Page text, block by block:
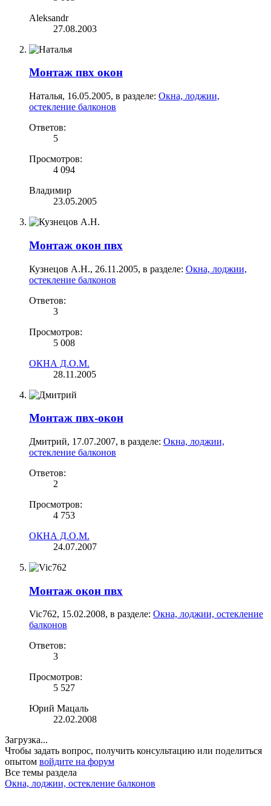
Aleksandr
27.08.2003
Монтаж пвх окон
Наталья, 16.05.2005, в разделе: Окна, лоджии,
остекление балконов
Ответов:
5
Просмотров:
4 094
Владимир
23.05.2005
Монтаж окон пвх
Кузнецов А.Н., 26.11.2005, в разделе: Окна, лоджии,
остекление балконов
Ответов:
3
Просмотров:
5 008
ОКНА Д.О.М.
28.11.2005
Монтаж пвх-окон
Дмитрий, 17.07.2007, в разделе: Окна, лоджии,
остекление балконов
Ответов:
2
Просмотров:
4 753
ОКНА Д.О.М.
24.07.2007
Монтаж окон пвх
Vic762, 15.02.2008, в разделе: Окна, лоджии, остекление
балконов
Ответов:
3
Просмотров:
5 527
Юрий Мацаль
22.02.2008
Загрузка...
Чтобы задать вопрос, получить консультацию или поделиться
опытом войдите на форум
Все темы раздела
Окна, лоджии, остекление балконов